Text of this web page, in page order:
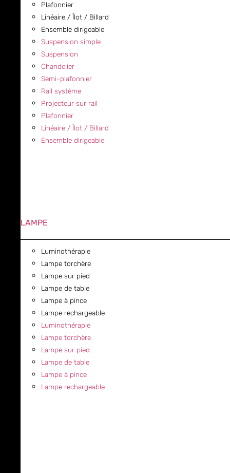
Plafonnier
Linéaire / Îlot / Billard
Ensemble dirigeable
Suspension simple
Suspension
Chandelier
Semi-plafonnier
Rail système
Projecteur sur rail
Plafonnier
Linéaire / Îlot / Billard
Ensemble dirigeable
LAMPE
Luminothérapie
Lampe torchère
Lampe sur pied
Lampe de table
Lampe à pince
Lampe rechargeable
Luminothérapie
Lampe torchère
Lampe sur pied
Lampe de table
Lampe à pince
Lampe rechargeable